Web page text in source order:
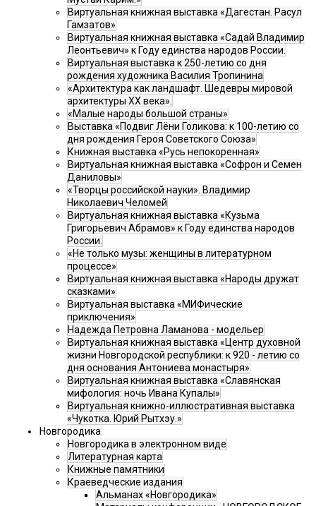
Виртуальная книжная выставка «Дагестан. Расул
Гамзатов»
Виртуальная книжная выставка «Садай Владимир
Леонтьевич» к Году единства народов России.
Виртуальная выставка к 250-летию со дня
рождения художника Василия Тропинина
«Архитектура как ландшафт. Шедевры мировой
архитектуры XX века».
«Малые народы большой страны»
Выставка «Подвиг Лёни Голикова: к 100-летию со
дня рождения Героя Советского Союза»
Книжная выставка «Русь непокоренная»
Виртуальная книжная выставка «Софрон и Семен
Даниловы»
«Творцы российской науки». Владимир
Николаевич Челомей
Виртуальная книжная выставка «Кузьма
Григорьевич Абрамов» к Году единства народов
России.
«Не только музы: женщины в литературном
процессе»
Виртуальная книжная выставка «Народы дружат
сказками»
Виртуальная выставка «МИФические
приключения»
Надежда Петровна Ламанова - модельер
Виртуальная книжная выставка «Центр духовной
жизни Новгородской республики: к 920 - летию со
дня основания Антониева монастыря»
Виртуальная книжная выставка «Славянская
мифология: ночь Ивана Купалы»
Виртуальная книжно-иллюстративная выставка
«Чукотка. Юрий Рытхэу.»
Новгородика
Новгородика в электронном виде
Литературная карта
Книжные памятники
Краеведческие издания
Альманах «Новгородика»